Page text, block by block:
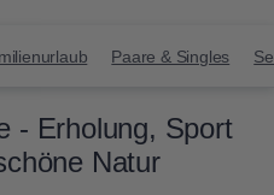
Paare & Singles
- Erholung, Sport
Natur